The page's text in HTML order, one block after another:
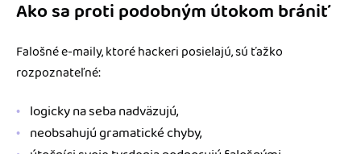
Ako sa proti podobným útokom brániť
Falošné e-maily, ktoré hackeri posielajú, sú ťažko
rozpoznateľné:
logicky na seba nadväzujú,
neobsahujú gramatické chyby,